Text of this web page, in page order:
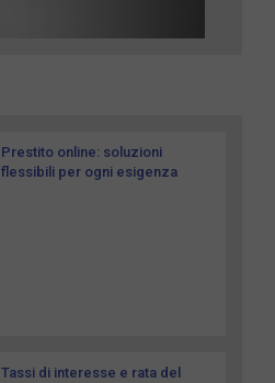
Prestito online: soluzioni
flessibili per ogni esigenza
Tassi di interesse e rata del